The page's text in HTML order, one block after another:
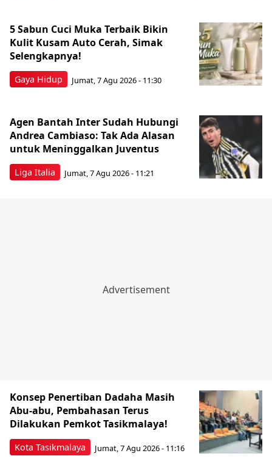
Gaya Hidup
5 Sabun Cuci Muka Terbaik Bikin
Kulit Kusam Auto Cerah, Simak
Selengkapnya!
Jumat, 7 Agu 2026 - 11:30
Liga Italia
Agen Bantah Inter Sudah Hubungi
Andrea Cambiaso: Tak Ada Alasan
untuk Meninggalkan Juventus
Jumat, 7 Agu 2026 - 11:21
Kota Tasikmalaya
Konsep Penertiban Dadaha Masih
Abu-abu, Pembahasan Terus
Dilakukan Pemkot Tasikmalaya!
Jumat, 7 Agu 2026 - 11:16